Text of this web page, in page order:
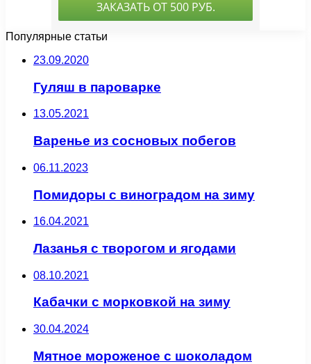
Популярные статьи
23.09.2020
Гуляш в пароварке
13.05.2021
Варенье из сосновых побегов
06.11.2023
Помидоры с виноградом на зиму
16.04.2021
Лазанья с творогом и ягодами
08.10.2021
Кабачки с морковкой на зиму
30.04.2024
Мятное мороженое с шоколадом